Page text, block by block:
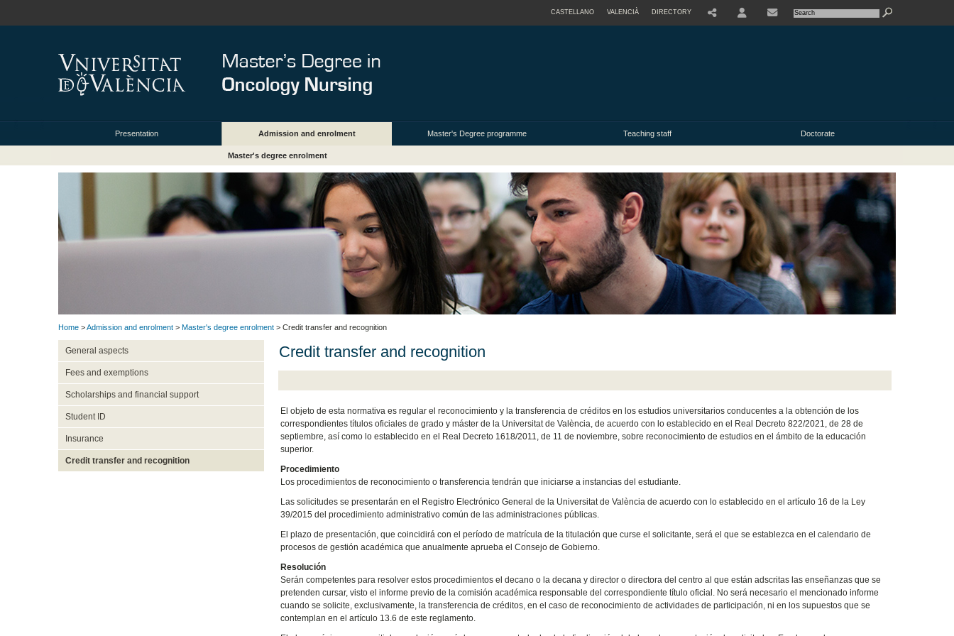
CASTELLANO VALENCIÀ DIRECTORY
Presentation Admission and enrolment Master's Degree programme Teaching staff Doctorate
Master's degree enrolment
Home >Admission and enrolment > Master's degree enrolment > Credit transfer and recognition
General aspects
Fees and exemptions
Scholarships and financial support
Student ID
Insurance
Credit transfer and recognition
Credit transfer and recognition
El objeto de esta normativa es regular el reconocimiento y la transferencia de créditos en los estudios universitarios conducentes a la obtención de los
correspondientes títulos oficiales de grado y máster de la Universitat de València, de acuerdo con lo establecido en el Real Decreto 822/2021, de 28 de
septiembre, así como lo establecido en el Real Decreto 1618/2011, de 11 de noviembre, sobre reconocimiento de estudios en el ámbito de la educación
superior.
Procedimiento
Los procedimientos de reconocimiento o transferencia tendrán que iniciarse a instancias del estudiante.
Las solicitudes se presentarán en el Registro Electrónico General de la Universitat de València de acuerdo con lo establecido en el artículo 16 de la Ley
39/2015 del procedimiento administrativo común de las administraciones públicas.
El plazo de presentación, que coincidirá con el período de matrícula de la titulación que curse el solicitante, será el que se establezca en el calendario de
procesos de gestión académica que anualmente aprueba el Consejo de Gobierno.
Resolución
Serán competentes para resolver estos procedimientos el decano o la decana y director o directora del centro al que están adscritas las enseñanzas que se
pretenden cursar, visto el informe previo de la comisión académica responsable del correspondiente título oficial. No será necesario el mencionado informe
cuando se solicite, exclusivamente, la transferencia de créditos, en el caso de reconocimiento de actividades de participación, ni en los supuestos que se
contemplan en el artículo 13.6 de este reglamento.